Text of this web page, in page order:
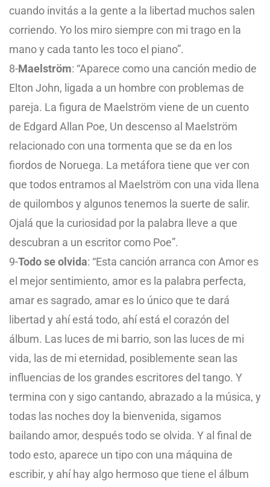
cuando invitás a la gente a la libertad muchos salen
corriendo. Yo los miro siempre con mi trago en la
mano y cada tanto les toco el piano”.
8-Maelström: “Aparece como una canción medio de
Elton John, ligada a un hombre con problemas de
pareja. La figura de Maelström viene de un cuento
de Edgard Allan Poe, Un descenso al Maelström
relacionado con una tormenta que se da en los
fiordos de Noruega. La metáfora tiene que ver con
que todos entramos al Maelström con una vida llena
de quilombos y algunos tenemos la suerte de salir.
Ojalá que la curiosidad por la palabra lleve a que
descubran a un escritor como Poe”.
9-Todo se olvida: “Esta canción arranca con Amor es
el mejor sentimiento, amor es la palabra perfecta,
amar es sagrado, amar es lo único que te dará
libertad y ahí está todo, ahí está el corazón del
álbum. Las luces de mi barrio, son las luces de mi
vida, las de mi eternidad, posiblemente sean las
influencias de los grandes escritores del tango. Y
termina con y sigo cantando, abrazado a la música, y
todas las noches doy la bienvenida, sigamos
bailando amor, después todo se olvida. Y al final de
todo esto, aparece un tipo con una máquina de
escribir, y ahí hay algo hermoso que tiene el álbum